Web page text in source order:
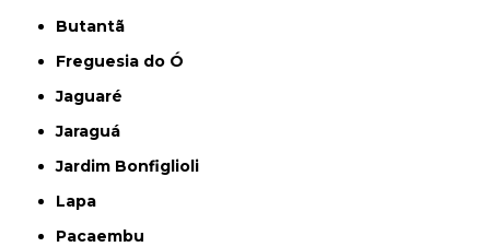
Butantã
Freguesia do Ó
Jaguaré
Jaraguá
Jardim Bonfiglioli
Lapa
Pacaembu